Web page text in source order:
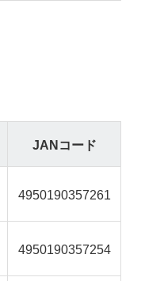
JANコード
4950190357261
4950190357254